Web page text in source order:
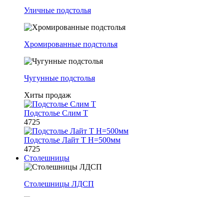
Уличные подстолья
Хромированные подстолья
Чугунные подстолья
Хиты продаж
Подстолье Слим Т
4725
Подстолье Лайт Т H=500мм
4725
Столешницы
Столешницы ЛДСП